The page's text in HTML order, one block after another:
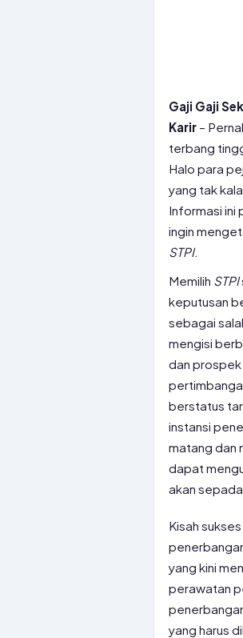
Gaji Gaji
Karir –
terbang
Halo para
yang tak
Informasi ini
ingin
STPI.
Memilih STPI
keputusan
sebagai
mengisi
dan prospek
berstatus
instansi
matang dan
dapat
akan
Kisah
yang kini
perawatan
yang harus